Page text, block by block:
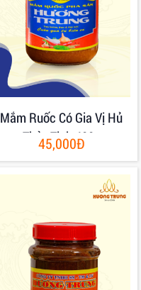
Mắm Ruốc Có Gia Vị Hủ
Thủy Tinh 400g
45,000Đ